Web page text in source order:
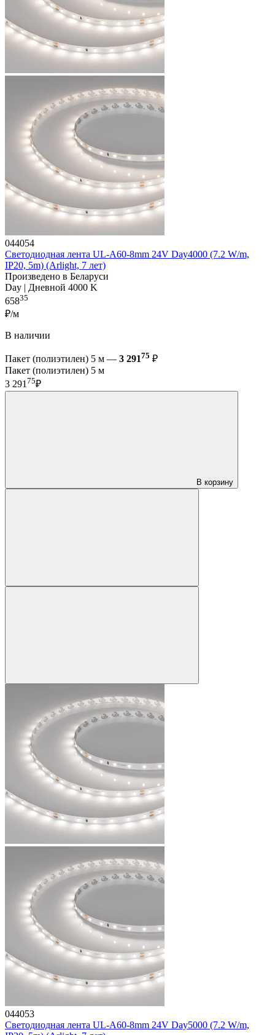
044054
Светодиодная лента UL-A60-8mm 24V Day4000 (7.2 W/m,
IP20, 5m) (Arlight, 7 лет)
Произведено в Беларуси
Day | Дневной 4000 K
65835
₽/м
В наличии
Пакет (полиэтилен) 5 м — 3 29175 ₽
Пакет (полиэтилен) 5 м
3 29175₽
В корзину
044053
Светодиодная лента UL-A60-8mm 24V Day5000 (7.2 W/m,